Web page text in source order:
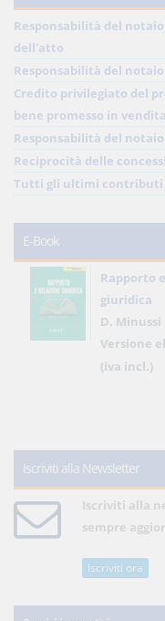
Responsabilità del
dell'atto
Responsabilità del
Credito privilegiato del
bene promesso in vendita
Responsabilità del
Reciprocità delle
Tutti gli ultimi contributi
E-Book
Rapporto
giuridica
D. Minussi
Versione
(iva incl.)
Iscriviti alla Newsletter
Iscriviti alla
sempre
Iscriviti ora